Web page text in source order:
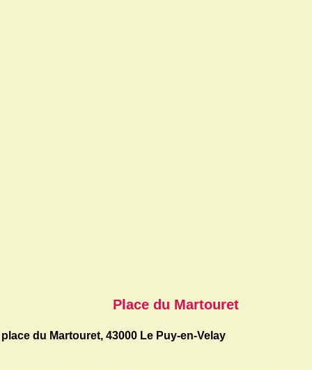
Place du Martouret
place du Martouret, 43000 Le Puy-en-Velay